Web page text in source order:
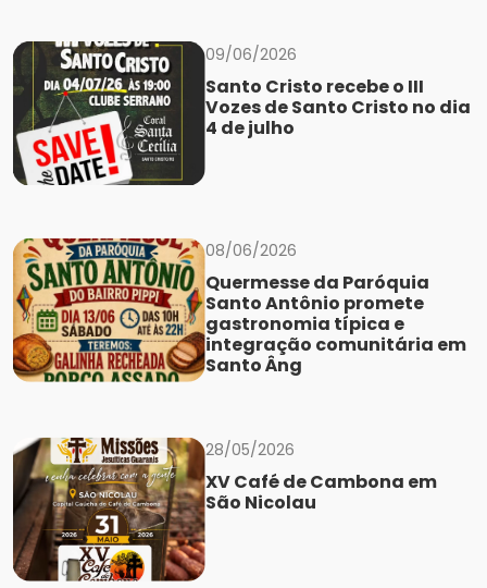
09/06/2026
Santo Cristo recebe o III
Vozes de Santo Cristo no dia
4 de julho
08/06/2026
Quermesse da Paróquia
Santo Antônio promete
gastronomia típica e
integração comunitária em
Santo Âng
28/05/2026
XV Café de Cambona em
São Nicolau